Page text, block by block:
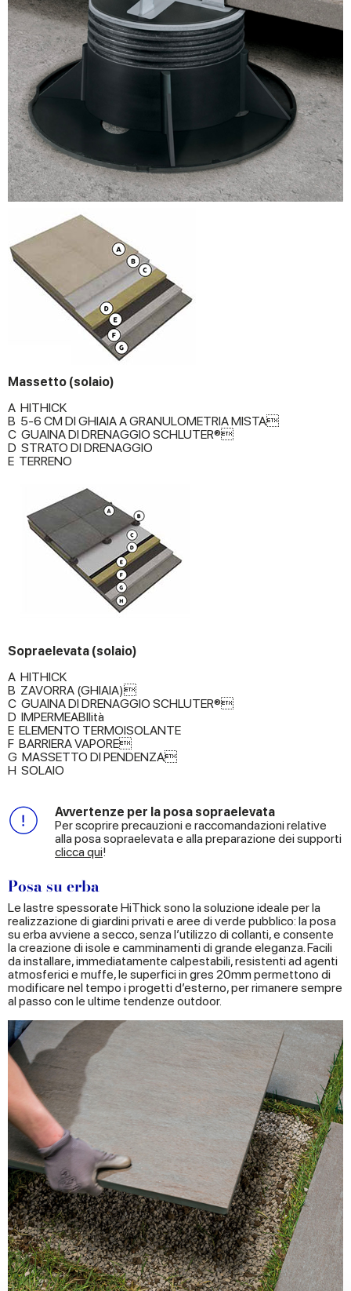
Massetto (solaio)
A HITHICK
B 5-6 CM DI GHIAIA A GRANULOMETRIA MISTA
C GUAINA DI DRENAGGIO SCHLUTER®
D STRATO DI DRENAGGIO
E TERRENO
Sopraelevata (solaio)
A HITHICK
B ZAVORRA (GHIAIA)
C GUAINA DI DRENAGGIO SCHLUTER®
D IMPERMEABIlità
E ELEMENTO TERMOISOLANTE
F BARRIERA VAPORE
G MASSETTO DI PENDENZA
H SOLAIO
Avvertenze per la posa sopraelevata
Per scoprire precauzioni e raccomandazioni relative
alla posa sopraelevata e alla preparazione dei supporti
clicca qui!
Posa su erba
Le lastre spessorate HiThick sono la soluzione ideale per la
realizzazione di giardini privati e aree di verde pubblico: la posa
su erba avviene a secco, senza l’utilizzo di collanti, e consente
la creazione di isole e camminamenti di grande eleganza. Facili
da installare, immediatamente calpestabili, resistenti ad agenti
atmosferici e muffe, le superfici in gres 20mm permettono di
modificare nel tempo i progetti d’esterno, per rimanere sempre
al passo con le ultime tendenze outdoor.